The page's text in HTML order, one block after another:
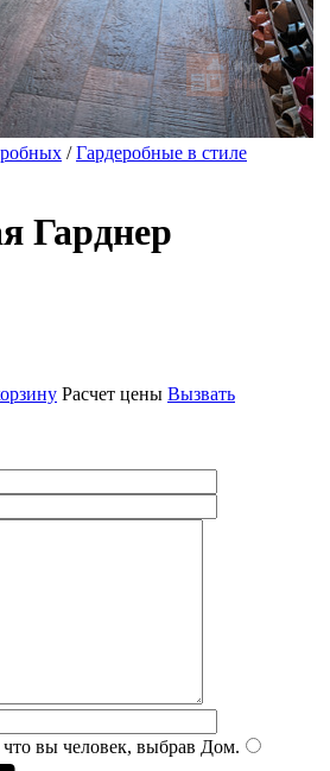
/Гардеробные в стиле
Гарднер
Расчет цены Вызвать
вы человек, выбрав Дом.